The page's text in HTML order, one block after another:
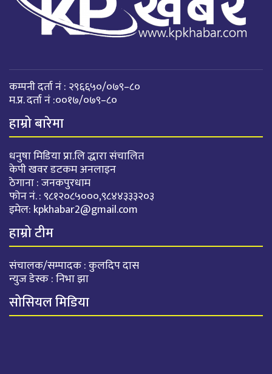
कम्पनी दर्ता नं : २९६६५०/०७९–८०
म.प्र. दर्ता नं :००१७/०७९–८०
हाम्रो बारेमा
धनुषा मिडिया प्रा.लि द्धारा संचालित
केपी खवर डटकम अनलाइन
ठेगाना : जनकपुरधाम
फोन नं. : ९८१२०८५०००,९८४४३३३२०३
इमेल: kpkhabar2@gmail.com
हाम्रो टीम
संचालक/सम्पादक : कुलदिप दास
न्युज डेस्क : निभा झा
सोसियल मिडिया